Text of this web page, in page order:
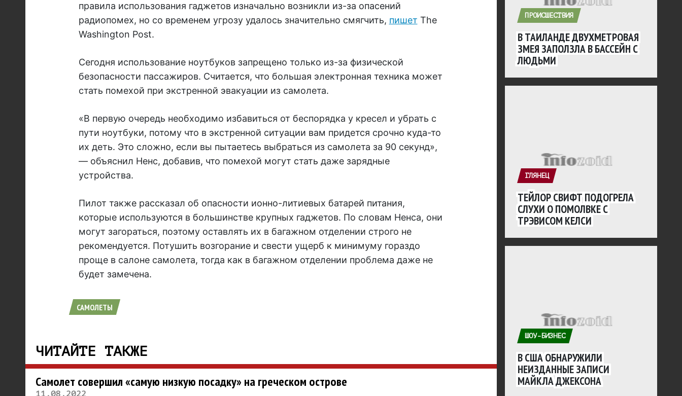
правила использования гаджетов изначально возникли из-за опасений
радиопомех, но со временем угрозу удалось значительно смягчить, пишет The
Washington Post.
Сегодня использование ноутбуков запрещено только из-за физической
безопасности пассажиров. Считается, что большая электронная техника может
стать помехой при экстренной эвакуации из самолета.
«В первую очередь необходимо избавиться от беспорядка у кресел и убрать с
пути ноутбуки, потому что в экстренной ситуации вам придется срочно куда-то
их деть. Это сложно, если вы пытаетесь выбраться из самолета за 90 секунд»,
–– объяснил Ненс, добавив, что помехой могут стать даже зарядные
устройства.
Пилот также рассказал об опасности ионно-литиевых батарей питания,
которые используются в большинстве крупных гаджетов. По словам Ненса, они
могут загораться, поэтому оставлять их в багажном отделении строго не
рекомендуется. Потушить возгорание и свести ущерб к минимуму гораздо
проще в салоне самолета, тогда как в багажном отделении проблема даже не
будет замечена.
САМОЛЕТЫ
ЧИТАЙТЕ ТАКЖЕ
Самолет совершил «самую низкую посадку» на греческом острове
11.08.2022
ПРОИСШЕСТВИЯ
В ТАИЛАНДЕ ДВУХМЕТРОВАЯ
ЗМЕЯ ЗАПОЛЗЛА В БАССЕЙН С
ЛЮДЬМИ
ГЛЯНЕЦ
ТЕЙЛОР СВИФТ ПОДОГРЕЛА
СЛУХИ О ПОМОЛВКЕ С
ТРЭВИСОМ КЕЛСИ
ШОУ-БИЗНЕС
В США ОБНАРУЖИЛИ
НЕИЗДАННЫЕ ЗАПИСИ
МАЙКЛА ДЖЕКСОНА